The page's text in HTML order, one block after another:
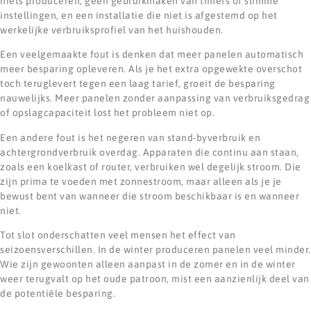
instellingen, en een installatie die niet is afgestemd op het
werkelijke verbruiksprofiel van het huishouden.
Een veelgemaakte fout is denken dat meer panelen automatisch
meer besparing opleveren. Als je het extra opgewekte overschot
toch teruglevert tegen een laag tarief, groeit de besparing
nauwelijks. Meer panelen zonder aanpassing van verbruiksgedrag
of opslagcapaciteit lost het probleem niet op.
Een andere fout is het negeren van stand-byverbruik en
achtergrondverbruik overdag. Apparaten die continu aan staan,
zoals een koelkast of router, verbruiken wel degelijk stroom. Die
zijn prima te voeden met zonnestroom, maar alleen als je je
bewust bent van wanneer die stroom beschikbaar is en wanneer
niet.
Tot slot onderschatten veel mensen het effect van
seizoensverschillen. In de winter produceren panelen veel minder.
Wie zijn gewoonten alleen aanpast in de zomer en in de winter
weer terugvalt op het oude patroon, mist een aanzienlijk deel van
de potentiële besparing.